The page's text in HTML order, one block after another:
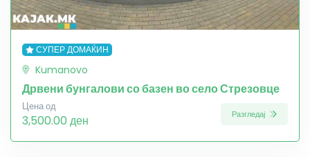
СУПЕР ДОМАЌИН
Kumanovo
Дрвени бунгалови со базен во село Стрезовце
Цена од
3,500.00 ден Разгледај